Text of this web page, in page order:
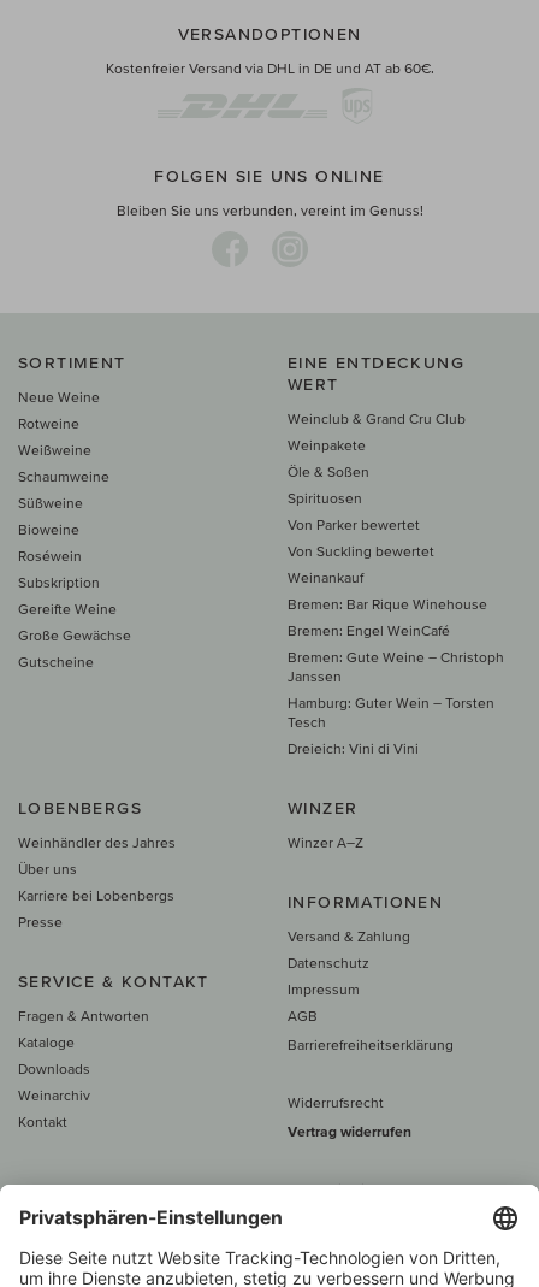
VERSANDOPTIONEN
Kostenfreier Versand via DHL in DE und AT ab 60€.
FOLGEN SIE UNS ONLINE
Bleiben Sie uns verbunden, vereint im Genuss!
SORTIMENT
Neue Weine
Rotweine
Weißweine
Schaumweine
Süßweine
Bioweine
Roséwein
Subskription
Gereifte Weine
Große Gewächse
Gutscheine
EINE ENTDECKUNG
WERT
Weinclub & Grand Cru Club
Weinpakete
Öle & Soßen
Spirituosen
Von Parker bewertet
Von Suckling bewertet
Weinankauf
Bremen: Bar Rique Winehouse
Bremen: Engel WeinCafé
Bremen: Gute Weine – Christoph
Janssen
Hamburg: Guter Wein – Torsten
Tesch
Dreieich: Vini di Vini
LOBENBERGS
Weinhändler des Jahres
Über uns
Karriere bei Lobenbergs
Presse
SERVICE & KONTAKT
Fragen & Antworten
Kataloge
Downloads
Weinarchiv
Kontakt
WINZER
Winzer A–Z
INFORMATIONEN
Versand & Zahlung
Datenschutz
Impressum
AGB
Barrierefreiheitserklärung
Widerrufsrecht
Vertrag widerrufen
Alle Preise inkl. MwSt., zzgl. 5 €
60 € versand­kosten­